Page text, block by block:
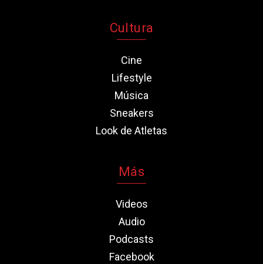
Cultura
Cine
Lifestyle
Música
Sneakers
Look de Atletas
Más
Videos
Audio
Podcasts
Facebook